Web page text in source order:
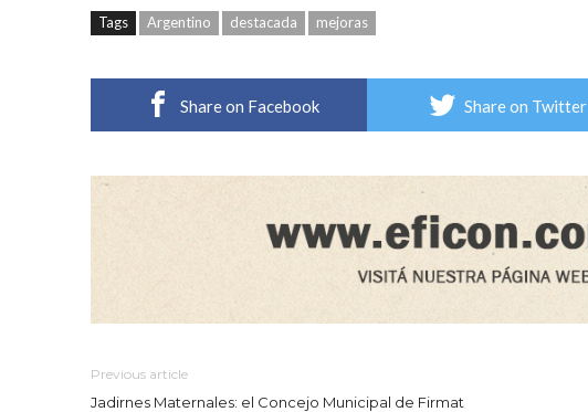
Tags Argentino destacada mejoras
Share on Facebook Share on Twitter
Previous article
Jadirnes Maternales: el Concejo Municipal de Firmat